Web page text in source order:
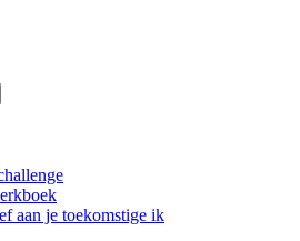
aan je toekomstige ik